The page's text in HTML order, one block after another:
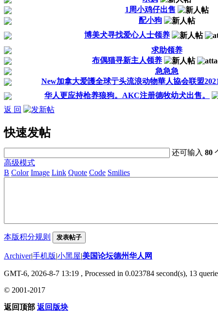
1周小鸡仔出售
配小狗
博美犬寻找爱心人士领养
求助领养
布偶猫寻新主人领养
急急急
New加拿大爱護全球亍头流浪动物華人協会联盟
华人更应持枪养狼狗。AKC注册德牧幼犬出售。
返 回
快速发帖
还可输入80
高级模式
B Color Image Link Quote Code Smilies
本版积分规则 发表帖子
Archiver|手机版|小黑屋|美国论坛德州华人网
GMT-6, 2026-8-7 13:19 , Processed in 0.023784 second(s), 13
© 2001-2017
返回顶部 返回版块